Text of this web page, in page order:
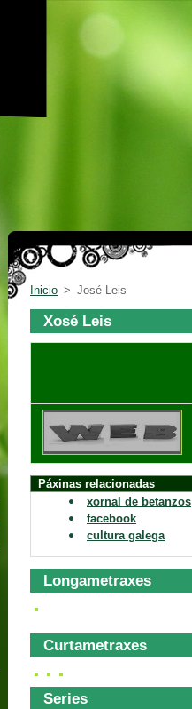
Inicio > José Leis
Xosé Leis
Páxinas relacionadas
xornal de betanzos
facebook
cultura galega
Longametraxes
Curtametraxes
Series